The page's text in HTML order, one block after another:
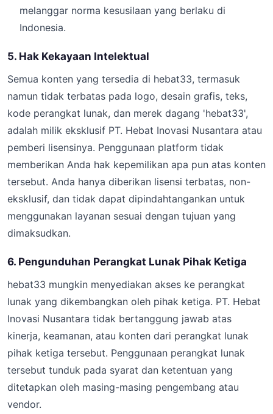
melanggar norma kesusilaan yang berlaku di
Indonesia.
5. Hak Kekayaan Intelektual
Semua konten yang tersedia di hebat33, termasuk
namun tidak terbatas pada logo, desain grafis, teks,
kode perangkat lunak, dan merek dagang 'hebat33',
adalah milik eksklusif PT. Hebat Inovasi Nusantara atau
pemberi lisensinya. Penggunaan platform tidak
memberikan Anda hak kepemilikan apa pun atas konten
tersebut. Anda hanya diberikan lisensi terbatas, non-
eksklusif, dan tidak dapat dipindahtangankan untuk
menggunakan layanan sesuai dengan tujuan yang
dimaksudkan.
6. Pengunduhan Perangkat Lunak Pihak Ketiga
hebat33 mungkin menyediakan akses ke perangkat
lunak yang dikembangkan oleh pihak ketiga. PT. Hebat
Inovasi Nusantara tidak bertanggung jawab atas
kinerja, keamanan, atau konten dari perangkat lunak
pihak ketiga tersebut. Penggunaan perangkat lunak
tersebut tunduk pada syarat dan ketentuan yang
ditetapkan oleh masing-masing pengembang atau
vendor.